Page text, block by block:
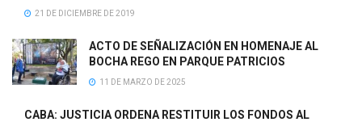
21 DE DICIEMBRE DE 2019
ACTO DE SEÑALIZACIÓN EN HOMENAJE AL
BOCHA REGO EN PARQUE PATRICIOS
11 DE MARZO DE 2025
CABA: JUSTICIA ORDENA RESTITUIR LOS FONDOS AL